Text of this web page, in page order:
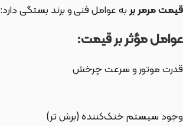
قیمت مرمر بربه عوامل فنی و برند بستگی دارد:
عوامل مؤثر بر قیمت:
قدرت موتور و سرعت چرخش
وجود سیستم خنک‌کننده (برش تر)